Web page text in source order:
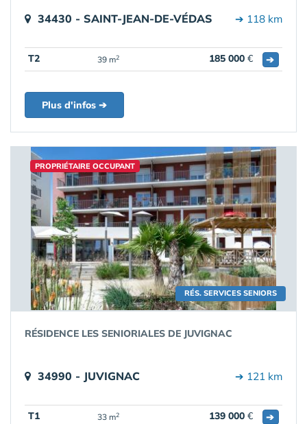
34430 - SAINT-JEAN-DE-VÉDAS ➔ 118 km
T2 39 m2 185 000 € ➔
Plus d'infos ➔
RÉS. SERVICES SENIORS
PROPRIÉTAIRE OCCUPANT
RÉSIDENCE LES SENIORIALES DE JUVIGNAC
34990 - JUVIGNAC ➔ 121 km
T1 33 m2 139 000 €
➔